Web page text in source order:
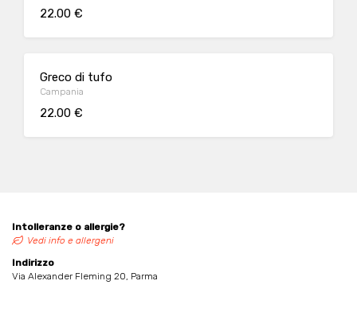
22.00 €
Greco di tufo
Campania
22.00 €
Intolleranze o allergie?
Vedi info e allergeni
Indirizzo
Via Alexander Fleming 20, Parma